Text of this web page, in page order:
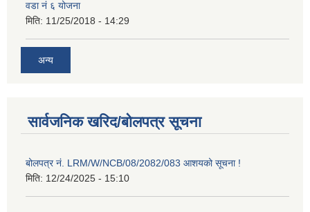
वडा नं ६ योजना
मिति: 11/25/2018 - 14:29
अन्य
सार्वजनिक खरिद/बोलपत्र सूचना
बोलपत्र नं. LRM/W/NCB/08/2082/083 आशयको सूचना !
मिति: 12/24/2025 - 15:10